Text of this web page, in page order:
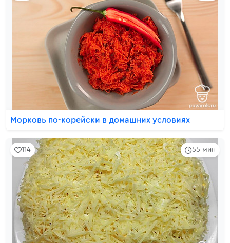
Морковь по-корейски в домашних условиях
55 мин
114